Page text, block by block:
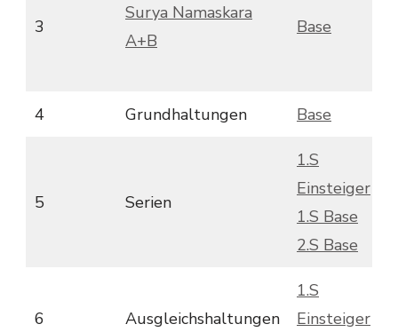
3
Surya Namaskara
A+B
Base
4 Grundhaltungen Base
5 Serien
1.S
Einsteiger
1.S Base
2.S Base
6 Ausgleichshaltungen
1.S
Einsteiger